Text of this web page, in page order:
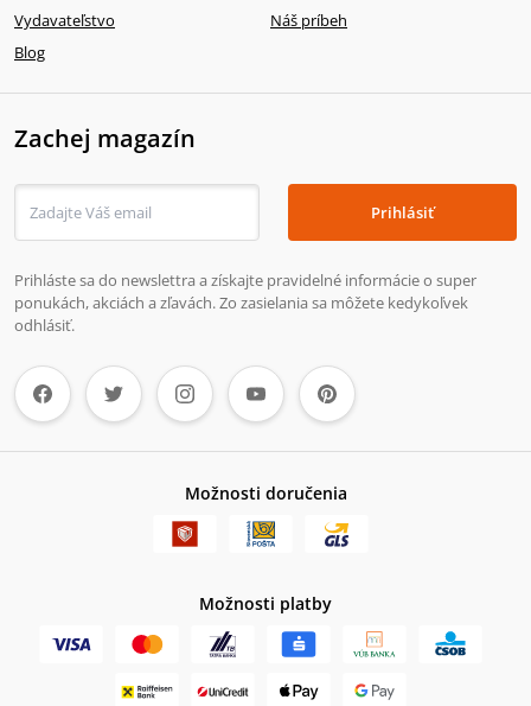
Vydavateľstvo
Náš príbeh
Blog
Zachej magazín
Prihlásiť
Prihláste sa do newslettra a získajte pravidelné informácie o super
ponukách, akciách a zľavách. Zo zasielania sa môžete kedykoľvek
odhlásiť.
Možnosti doručenia
Možnosti platby